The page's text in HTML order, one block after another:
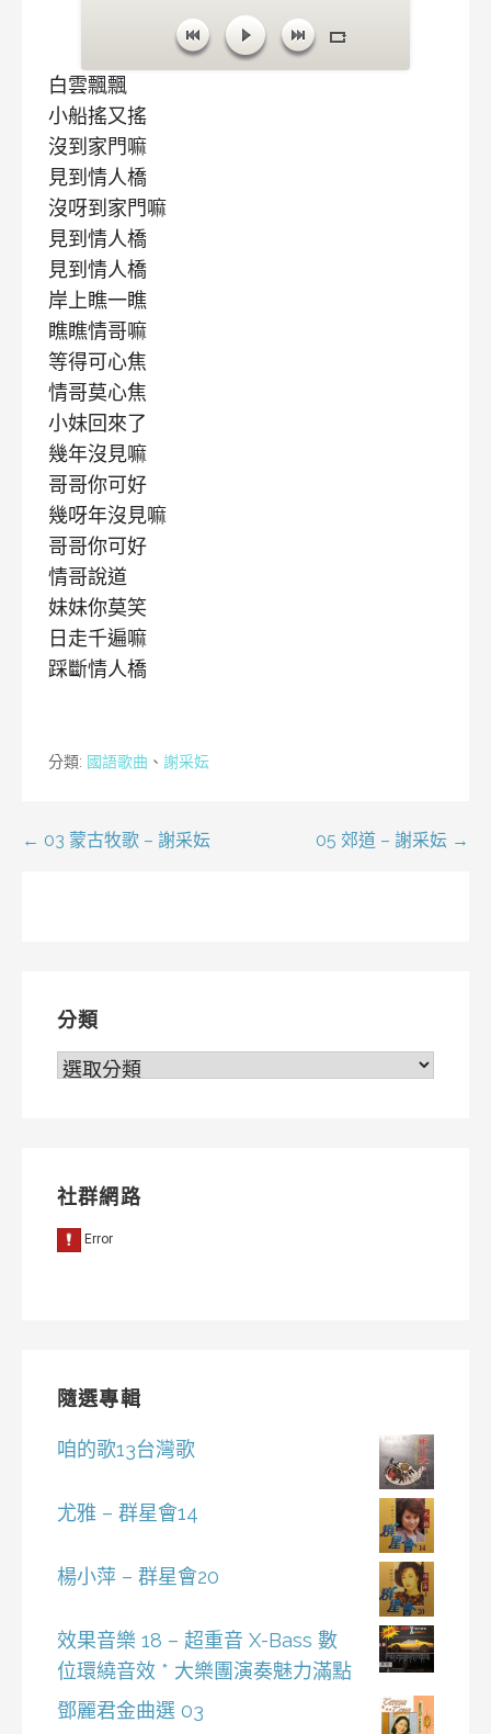
白雲飄飄
小船搖又搖
沒到家門嘛
見到情人橋
沒呀到家門嘛
見到情人橋
見到情人橋
岸上瞧一瞧
瞧瞧情哥嘛
等得可心焦
情哥莫心焦
小妹回來了
幾年沒見嘛
哥哥你可好
幾呀年沒見嘛
哥哥你可好
情哥說道
妹妹你莫笑
日走千遍嘛
踩斷情人橋
分類: 國語歌曲 、 謝采妘
文← 03 蒙古牧歌 – 謝采妘 05 郊道 – 謝采妘 →
分類
分
社群網路
隨選專輯
咱的歌13台灣歌
尤雅 – 群星會14
楊小萍 – 群星會20
效果音樂 18 – 超重音 X-Bass 數
位環繞音效 * 大樂團演奏魅力滿點
鄧麗君金曲選 03